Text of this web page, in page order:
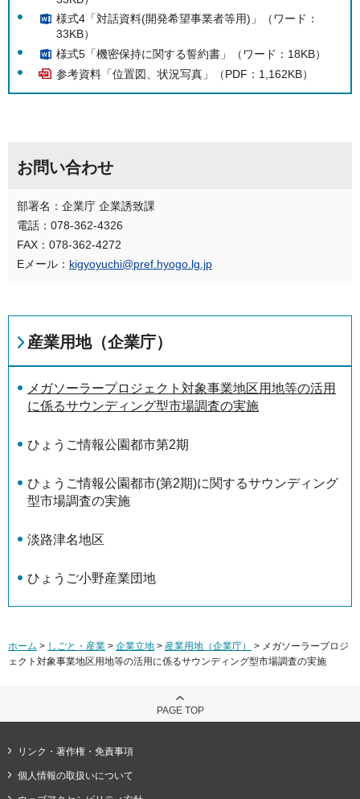
様式4「対話資料(開発希望事業者等用)」（ワード：
33KB）
様式5「機密保持に関する誓約書」（ワード：18KB）
参考資料「位置図、状況写真」（PDF：1,162KB）
お問い合わせ
部署名：企業庁 企業誘致課
電話：078-362-4326
FAX：078-362-4272
Eメール： kigyoyuchi@pref.hyogo.lg.jp
産業用地（企業庁）
メガソーラープロジェクト対象事業地区用地等の活用
に係るサウンディング型市場調査の実施
ひょうご情報公園都市第2期
ひょうご情報公園都市(第2期)に関するサウンディング
型市場調査の実施
淡路津名地区
ひょうご小野産業団地
ホーム > しごと・産業 > 企業立地 > 産業用地（企業庁）
> メガソーラープロジ
ェクト対象事業地区用地等の活用に係るサウンディング型市場調査の実施
PAGE TOP
リンク・著作権・免責事項
個人情報の取扱いについて